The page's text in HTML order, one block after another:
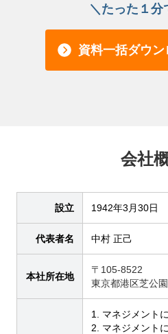
＼たった１分
資料一括ダウ
会社
設立 1942年3月30日
代表者名 中村 正己
本社所在地
〒105-8522
東京都港区芝公
1. マネジメント
2. マネジメント